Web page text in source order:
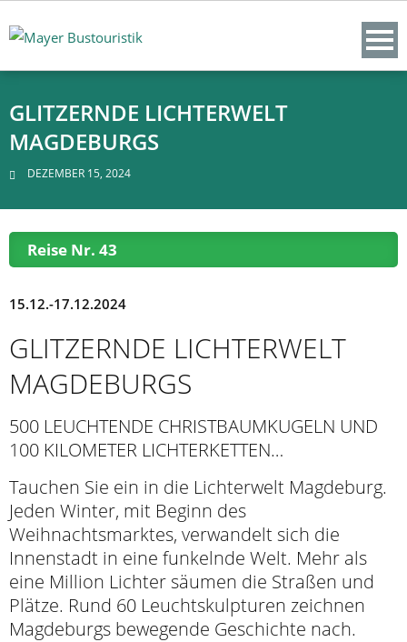
to
GLITZERNDE LICHTERWELT
MAGDEBURGS
DEZEMBER 15, 2024
Reise Nr. 43
15.12.-17.12.2024
GLITZERNDE LICHTERWELT
MAGDEBURGS
500 LEUCHTENDE CHRISTBAUMKUGELN UND
100 KILOMETER LICHTERKETTEN…
Tauchen Sie ein in die Lichterwelt Magdeburg.
Jeden Winter, mit Beginn des
Weihnachtsmarktes, verwandelt sich die
Innenstadt in eine funkelnde Welt. Mehr als
eine Million Lichter säumen die Straßen und
Plätze. Rund 60 Leuchtskulpturen zeichnen
Magdeburgs bewegende Geschichte nach.